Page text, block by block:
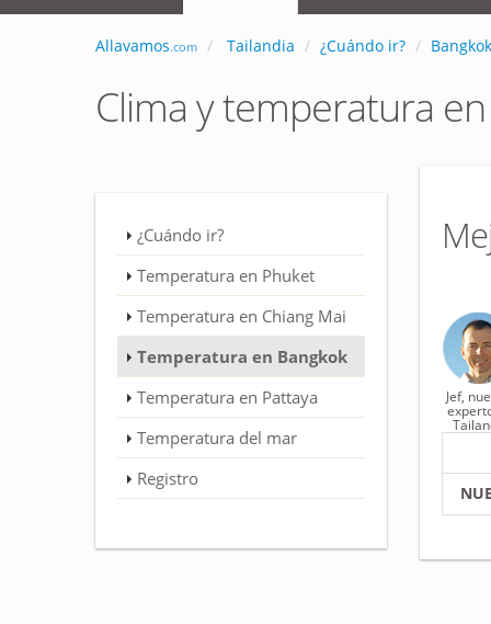
Allavamos.com Tailandia ¿Cuándo ir? Bangkok
Clima y temperatura
Jef,
¿Cuándo ir?
Temperatura en Phuket
Temperatura en Chiang Mai
Temperatura en Bangkok
Temperatura en Pattaya
Temperatura del mar
Registro